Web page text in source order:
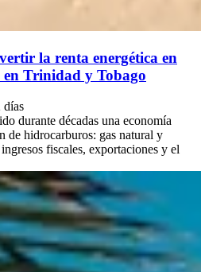
la renta energética en
en Trinidad y Tobago
días
durante décadas una economía
de hidrocarburos: gas natural y
fiscales, exportaciones y el